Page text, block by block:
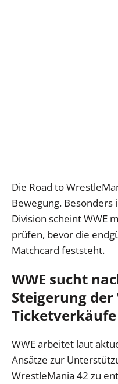
Die Road to
Bewegung. Besonders
Division scheint WWE
prüfen, bevor die
Matchcard feststeht.
WWE sucht
Steigerung
Ticketverkäufe
WWE arbeitet laut
Ansätze zur
WrestleMania 42 zu